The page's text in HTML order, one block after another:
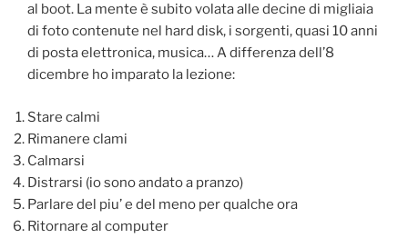
al boot. La mente è subito volata alle decine di migliaia
di foto contenute nel hard disk, i sorgenti, quasi 10 anni
di posta elettronica, musica… A differenza dell’8
dicembre ho imparato la lezione:
Stare calmi
Rimanere clami
Calmarsi
Distrarsi (io sono andato a pranzo)
Parlare del piu’ e del meno per qualche ora
Ritornare al computer